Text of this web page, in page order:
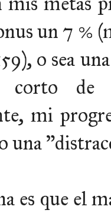
un 7 %
o sea
corto de
mi
una
es que el